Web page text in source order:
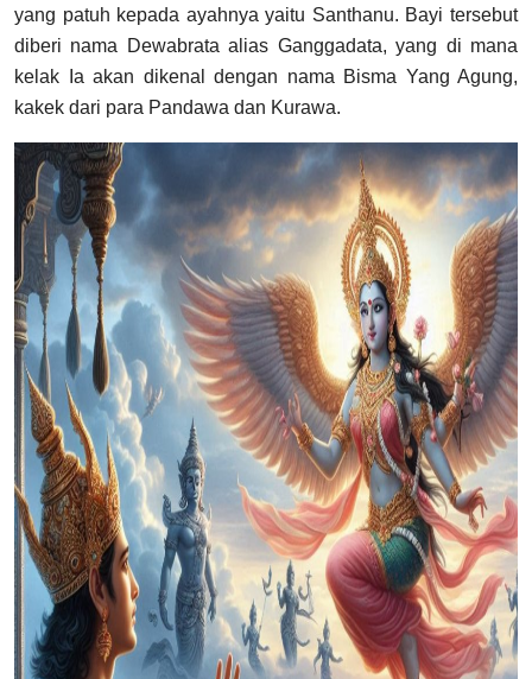
yang patuh kepada ayahnya yaitu Santhanu. Bayi tersebut
diberi nama Dewabrata alias Ganggadata, yang di mana
kelak Ia akan dikenal dengan nama Bisma Yang Agung,
kakek dari para Pandawa dan Kurawa.